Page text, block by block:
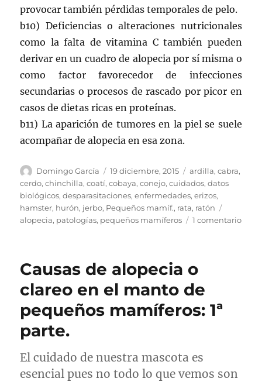
provocar también pérdidas temporales de pelo.
b10) Deficiencias o alteraciones nutricionales
como la falta de vitamina C también pueden
derivar en un cuadro de alopecia por sí misma o
como factor favorecedor de infecciones
secundarias o procesos de rascado por picor en
casos de dietas ricas en proteínas.
b11) La aparición de tumores en la piel se suele
acompañar de alopecia en esa zona.
Autor
Domingo García
Publicado
el
19 diciembre, 2015 Categorías
ardilla,cabra,
cerdo,chinchilla,coatí,cobaya,conejo,cuidados,datos
biológicos,desparasitaciones,enfermedades,erizos,
hamster, hurón, jerbo, Pequeños mamíf., rata, ratón
alopecia, patologías, pequeños mamíferos 1 comentarioen
Causas de alopecia o
clareo en el manto de
pequeños mamíferos: 1ª
parte.
El cuidado de nuestra mascota es
esencial pues no todo lo que vemos son